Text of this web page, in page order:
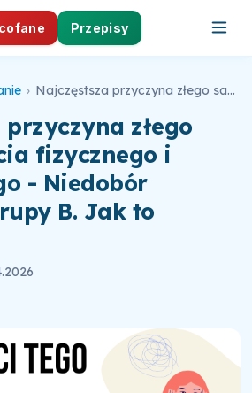
Przepisy
› Najczęstsza przyczyna złego samopoczucia fizycznego i psychicznego - Niedobór witamin z grupy B. Jak to naprawić?
przyczyna złego
fizycznego i
- Niedobór
B. Jak to